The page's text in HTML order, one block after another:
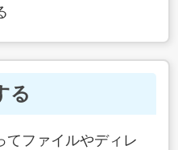
る
てファイルやディレ